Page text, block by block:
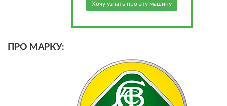
Хочу узнать про эту машину
ПРО МАРКУ: